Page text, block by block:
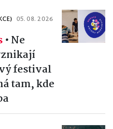
05. 08. 2026
• Ne
festival
tam, kde